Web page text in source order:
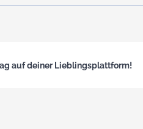
auf deiner Lieblingsplattform!